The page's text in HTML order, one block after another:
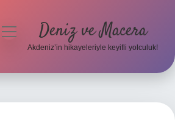
menüyü Deniz ve Macera
Akdeniz’in hikayeleriyle keyifli yolculuk!